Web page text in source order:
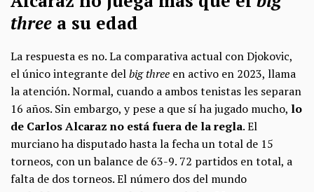
three a su edad
La respuesta es no. La comparativa actual con Djokovic,
el único integrante delbig three en activo en 2023, llama
la atención. Normal, cuando a ambos tenistas les separan
16 años. Sin embargo, y pese a que sí ha jugado mucho, lo
de Carlos Alcaraz no está fuera de la regla. El
murciano ha disputado hasta la fecha un total de 15
torneos, con un balance de 63-9. 72 partidos en total, a
falta de dos torneos. El número dos del mundo